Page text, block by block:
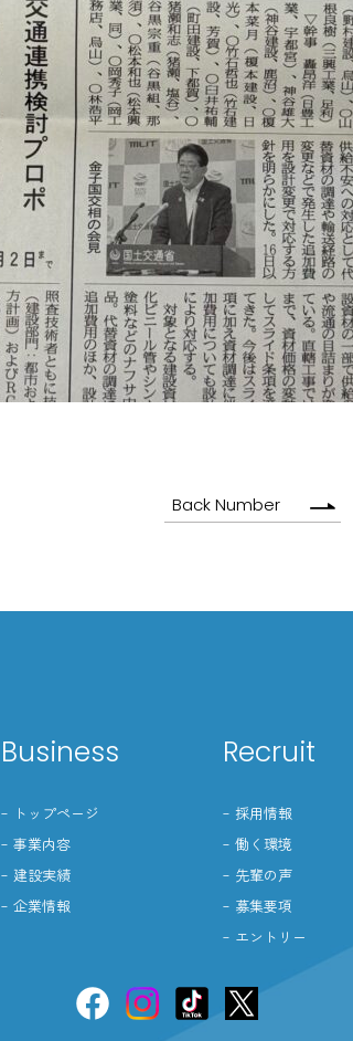
Back Number
Business
- トップページ
- 事業内容
- 建設実績
- 企業情報
Recruit
- 採用情報
- 働く環境
- 先輩の声
- 募集要項
- エントリー